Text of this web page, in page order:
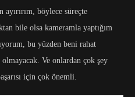
ayırırım, böylece süreçte
bile olsa kameramla yaptığım
bu yüzden beni rahat
Ve onlardan çok şey
için çok önemli.